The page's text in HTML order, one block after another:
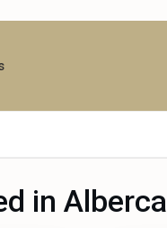
in Alberca